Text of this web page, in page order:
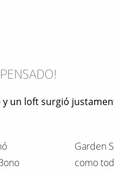
un loft surgió
Garden
como